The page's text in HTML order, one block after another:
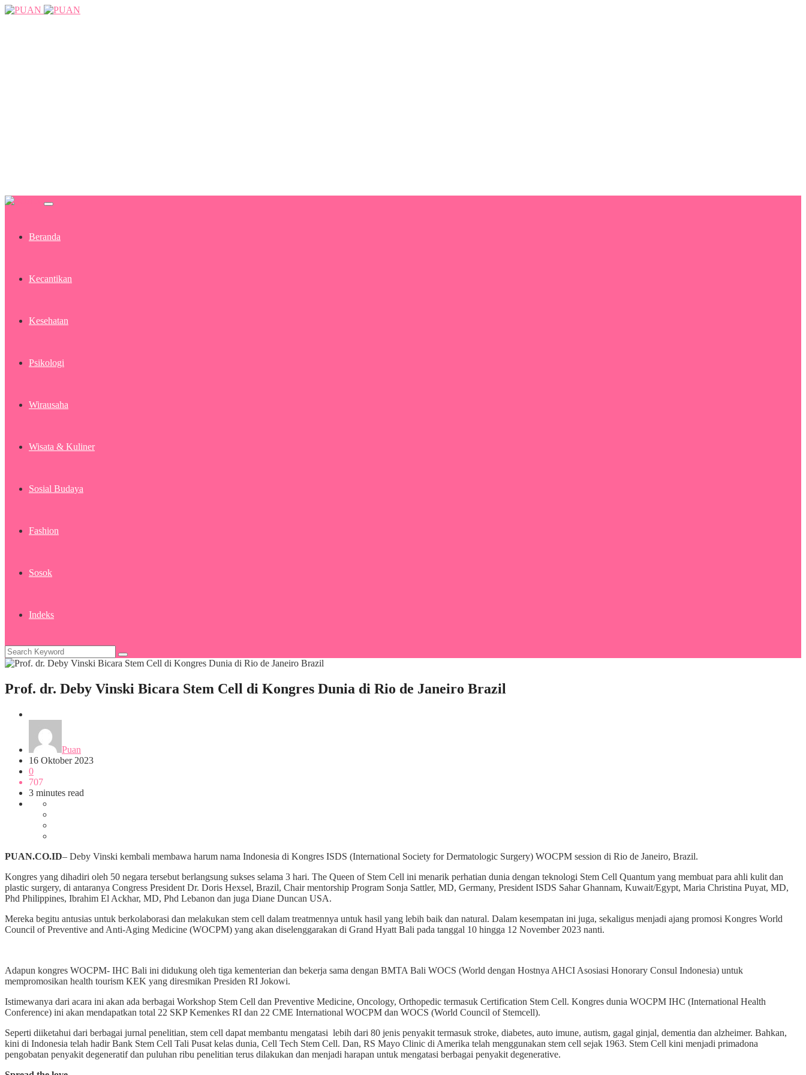
Beranda
Kecantikan
Kesehatan
Psikologi
Wirausaha
Wisata & Kuliner
Sosial Budaya
Fashion
Sosok
Indeks
Prof. dr. Deby Vinski Bicara Stem Cell di Kongres Dunia di Rio de Janeiro Brazil
Puan
16 Oktober 2023
0
707
3 minutes read
PUAN.CO.ID– Deby Vinski kembali membawa harum nama Indonesia di Kongres ISDS (International Society for Dermatologic Surgery) WOCPM session di Rio de Janeiro, Brazil.
Kongres yang dihadiri oleh 50 negara tersebut berlangsung sukses selama 3 hari. The Queen of Stem Cell ini menarik perhatian dunia dengan teknologi Stem Cell Quantum yang membuat para ahli kulit dan
plastic surgery, di antaranya Congress President Dr. Doris Hexsel, Brazil, Chair mentorship Program Sonja Sattler, MD, Germany, President ISDS Sahar Ghannam, Kuwait/Egypt, Maria Christina Puyat, MD,
Phd Philippines, Ibrahim El Ackhar, MD, Phd Lebanon dan juga Diane Duncan USA.
Mereka begitu antusias untuk berkolaborasi dan melakukan stem cell dalam treatmennya untuk hasil yang lebih baik dan natural. Dalam kesempatan ini juga, sekaligus menjadi ajang promosi Kongres World
Council of Preventive and Anti-Aging Medicine (WOCPM) yang akan diselenggarakan di Grand Hyatt Bali pada tanggal 10 hingga 12 November 2023 nanti.
Adapun kongres WOCPM- IHC Bali ini didukung oleh tiga kementerian dan bekerja sama dengan BMTA Bali WOCS (World dengan Hostnya AHCI Asosiasi Honorary Consul Indonesia) untuk
mempromosikan health tourism KEK yang diresmikan Presiden RI Jokowi.
Istimewanya dari acara ini akan ada berbagai Workshop Stem Cell dan Preventive Medicine, Oncology, Orthopedic termasuk Certification Stem Cell. Kongres dunia WOCPM IHC (International Health
Conference) ini akan mendapatkan total 22 SKP Kemenkes RI dan 22 CME International WOCPM dan WOCS (World Council of Stemcell).
Seperti diiketahui dari berbagai jurnal penelitian, stem cell dapat membantu mengatasi lebih dari 80 jenis penyakit termasuk stroke, diabetes, auto imune, autism, gagal ginjal, dementia dan alzheimer. Bahkan,
kini di Indonesia telah hadir Bank Stem Cell Tali Pusat kelas dunia, Cell Tech Stem Cell. Dan, RS Mayo Clinic di Amerika telah menggunakan stem cell sejak 1963. Stem Cell kini menjadi primadona
pengobatan penyakit degeneratif dan puluhan ribu penelitian terus dilakukan dan menjadi harapan untuk mengatasi berbagai penyakit degenerative.